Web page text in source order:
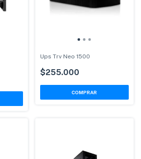
Ups Trv Neo 1500
$255.000